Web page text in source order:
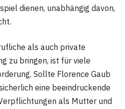
dienen, unabhängig davon,
als auch private
zu bringen, ist für viele
Sollte Florence Gaub
eine beeindruckende
als Mutter und